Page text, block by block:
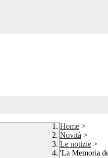
Home >
Novità >
Le notizie >
'La Memoria